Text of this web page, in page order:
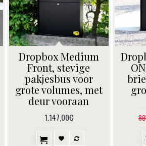
Dropbox Medium
Front, stevige
pakjesbus voor
grote volumes, met
deur vooraan
1.147,00€